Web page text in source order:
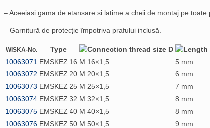
– Aceeiasi gama de etansare si latime a cheii de montaj pe toate
– Garnitură de protecție împotriva prafului inclusă.
WISKA-No.
Type
10063071 EMSKEZ 16 M 16×1,5 5 mm
10063072 EMSKEZ 20 M 20×1,5 6 mm
10063073 EMSKEZ 25 M 25×1,5 7 mm
10063074 EMSKEZ 32 M 32×1,5 8 mm
10063075 EMSKEZ 40 M 40×1,5 8 mm
10063076 EMSKEZ 50 M 50×1,5 9 mm